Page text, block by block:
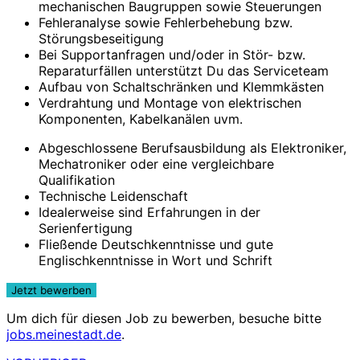
mechanischen Baugruppen sowie Steuerungen
Fehleranalyse sowie Fehlerbehebung bzw.
Störungsbeseitigung
Bei Supportanfragen und/oder in Stör- bzw.
Reparaturfällen unterstützt Du das Serviceteam
Aufbau von Schaltschränken und Klemmkästen
Verdrahtung und Montage von elektrischen
Komponenten, Kabelkanälen uvm.
Abgeschlossene Berufsausbildung als Elektroniker,
Mechatroniker oder eine vergleichbare
Qualifikation
Technische Leidenschaft
Idealerweise sind Erfahrungen in der
Serienfertigung
Fließende Deutschkenntnisse und gute
Englischkenntnisse in Wort und Schrift
Um dich für diesen Job zu bewerben, besuche bitte
jobs.meinestadt.de.